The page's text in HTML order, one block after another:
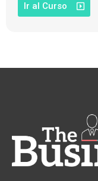
Ir al Curso